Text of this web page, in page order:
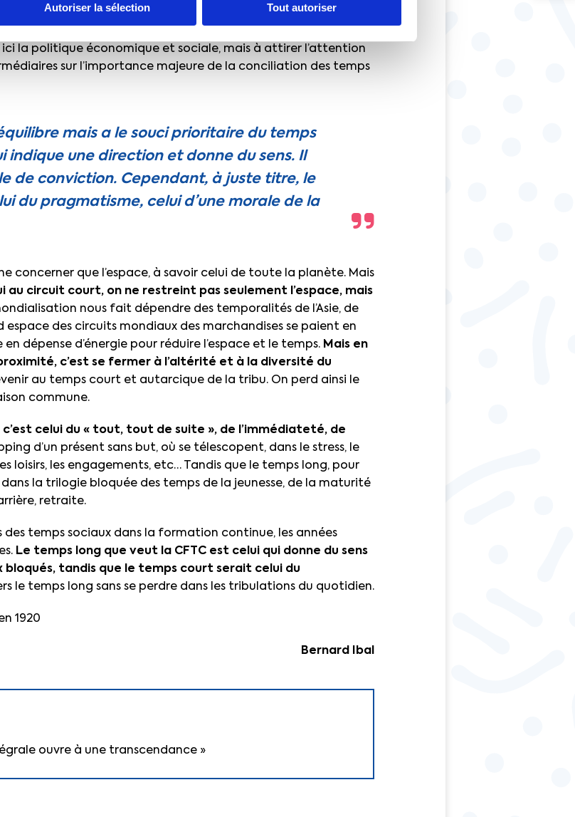
Autoriser la sélection Tout autoriser
Mais même là, le temps long se fait entendre par la
la politique économique et sociale, mais à attirer l’attention
sur l’importance majeure de la conciliation des temps
mais a le souci prioritaire du temps
indique une direction et donne du sens. Il
de conviction. Cependant, à juste titre, le
du pragmatisme, celui d’une morale de la
concerner que l’espace, à savoir celui de toute la planète. Mais
au circuit court, on ne restreint pas seulement l’espace, mais
nous fait dépendre des temporalités de l’Asie, de
espace des circuits mondiaux des marchandises se paient en
dépense d’énergie pour réduire l’espace et le temps. Mais en
c’est se fermer à l’altérité et à la diversité du
au temps court et autarcique de la tribu. On perd ainsi le
commune.
celui du « tout, tout de suite », de l’immédiateté, de
d’un présent sans but, où se télescopent, dans le stress, le
loisirs, les engagements, etc… Tandis que le temps long, pour
dans la trilogie bloquée des temps de la jeunesse, de la maturité
retraite.
des temps sociaux dans la formation continue, les années
Le temps long que veut la CFTC est celui qui donne du sens
bloqués, tandis que le temps court serait celui du
le temps long sans se perdre dans les tribulations du quotidien.
1920
Bernard Ibal
ouvre à une transcendance »